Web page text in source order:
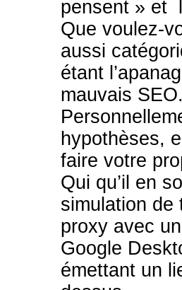
pensent » et
Que voulez-
aussi
étant
mauvais
hypothèses,
faire votre
Qui qu’il en
simulation de
proxy avec
Google
émettant un